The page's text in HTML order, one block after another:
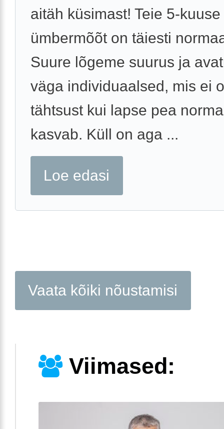
aitäh küsimast! Teie 5-
ümbermõõt on täiesti
Suure lõgeme suurus ja
väga individuaalsed, mis ei
tähtsust kui lapse pea
kasvab. Küll on aga ...
Loe edasi
Vaata kõiki nõustamisi
Viimased: